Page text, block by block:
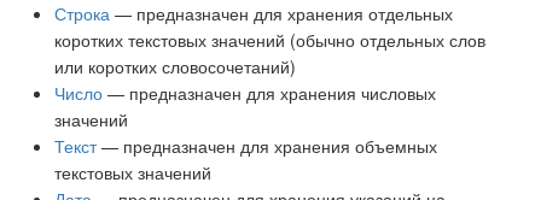
Строка — предназначен для хранения отдельных
коротких текстовых значений (обычно отдельных слов
или коротких словосочетаний)
Число — предназначен для хранения числовых
значений
Текст— предназначен для хранения объемных
текстовых значений